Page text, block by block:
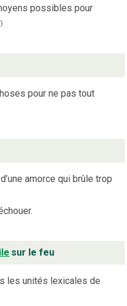
possibles pour
)
pour ne pas tout
amorce qui brûle trop
sur le feu
les unités lexicales de